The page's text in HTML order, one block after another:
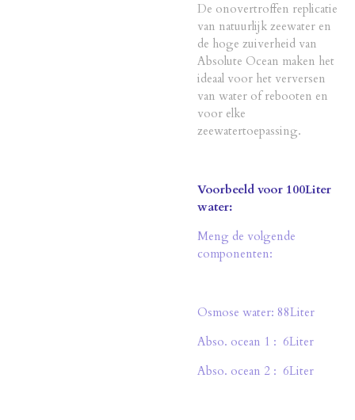
De onovertroffen replicatie
van natuurlijk zeewater en
de hoge zuiverheid van
Absolute Ocean maken het
ideaal voor het verversen
van water of rebooten en
voor elke
zeewatertoepassing.
Voorbeeld voor 100Liter
water:
Meng de volgende
componenten:
Osmose water: 88Liter
Abso. ocean 1 : 6Liter
Abso. ocean 2 : 6Liter